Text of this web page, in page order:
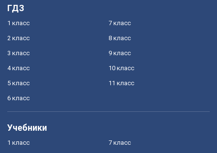
ГДЗ
1 класс
2 класс
3 класс
4 класс
5 класс
6 класс
7 класс
8 класс
9 класс
10 класс
11 класс
Учебники
1 класс 7 класс